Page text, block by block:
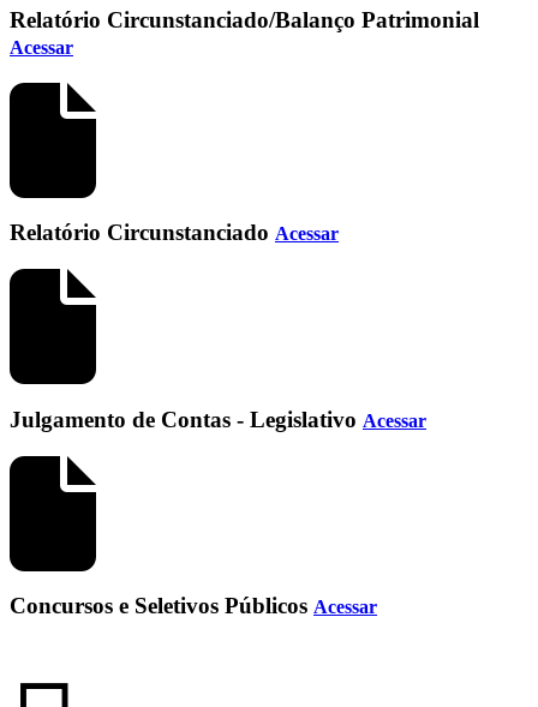
Relatório Circunstanciado/Balanço Patrimonial
Acessar
Relatório Circunstanciado Acessar
Julgamento de Contas - Legislativo Acessar
Concursos e Seletivos Públicos Acessar